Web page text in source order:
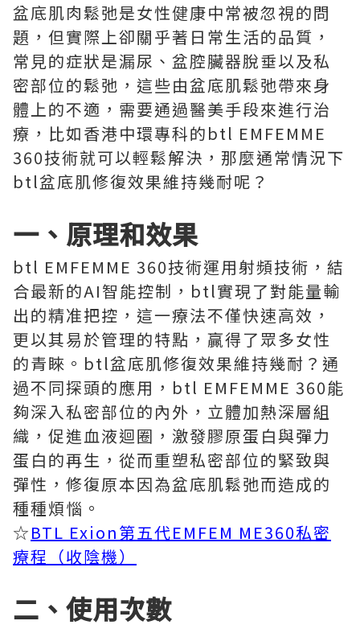
盆底肌肉鬆弛是女性健康中常被忽視的問
題，但實際上卻關乎著日常生活的品質，
常見的症狀是漏尿、盆腔臟器脫垂以及私
密部位的鬆弛，這些由盆底肌鬆弛帶來身
體上的不適，需要通過醫美手段來進行治
療，比如香港中環專科的btl EMFEMME
360技術就可以輕鬆解決，那麼通常情況下
btl盆底肌修復效果維持幾耐呢？
一、原理和效果
btl EMFEMME 360技術運用射頻技術，結
合最新的AI智能控制，btl實現了對能量輸
出的精准把控，這一療法不僅快速高效，
更以其易於管理的特點，贏得了眾多女性
的青睞。btl盆底肌修復效果維持幾耐？通
過不同探頭的應用，btl EMFEMME 360能
夠深入私密部位的內外，立體加熱深層組
織，促進血液迴圈，激發膠原蛋白與彈力
蛋白的再生，從而重塑私密部位的緊致與
彈性，修復原本因為盆底肌鬆弛而造成的
種種煩惱。
☆BTL Exion第五代EMFEM ME360私密
療程（收陰機）
二、使用次數